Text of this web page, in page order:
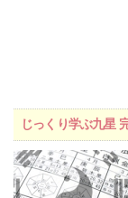
じっくり学ぶ九星